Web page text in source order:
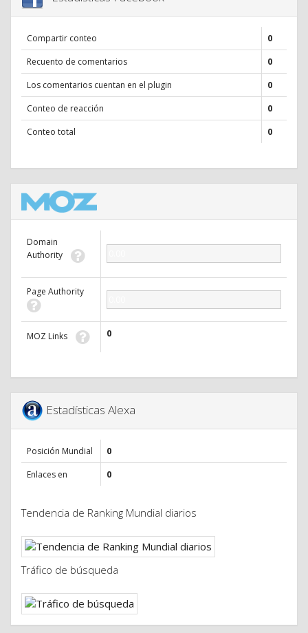
Compartir conteo
0
Recuento de comentarios
0
Los comentarios cuentan en el plugin
0
Conteo de reacción
0
Conteo total
0
Domain
Authority
Page Authority
MOZ Links 0
Estadísticas Alexa
Posición Mundial
0
Enlaces en
0
Tendencia de Ranking Mundial diarios
Tráfico de búsqueda